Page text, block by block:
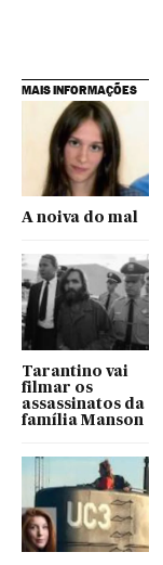
MAIS INFORMAÇÕES
A noiva do mal
Tarantino vai
filmar os
assassinatos da
família Manson